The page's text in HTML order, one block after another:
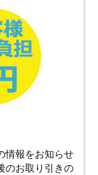
情報をお知らせ
のお取り引きの